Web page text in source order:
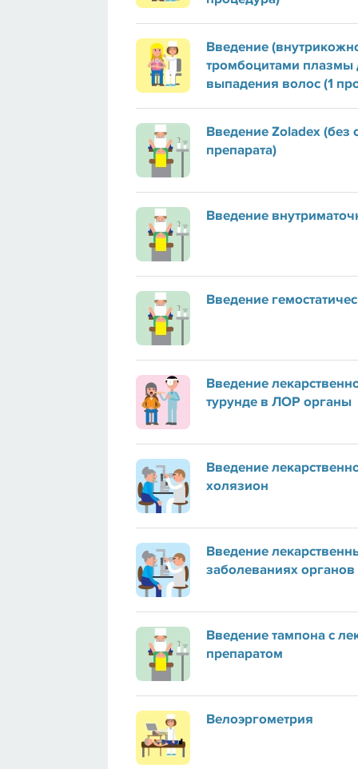
Введение
тромбоцитами плазмы
выпадения волос (1
Введение Zoladex (без
препарата)
Введение
Введение
Введение
турунде в ЛОР органы
Введение
холязион
Введение
заболеваниях
Введение тампона с
препаратом
Велоэргометрия